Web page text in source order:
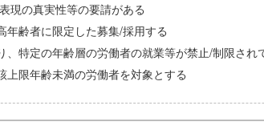
現の真実性等の要請がある
年齢者に限定した募集/採用する
、特定の年齢層の労働者の就業等が禁止/制限され
上限年齢未満の労働者を対象とする